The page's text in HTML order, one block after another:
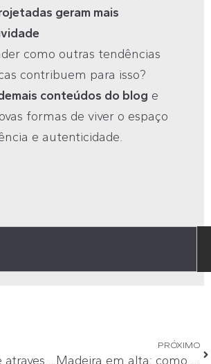
geram mais
como outras tendências
contribuem para isso?
conteúdos do blog e
formas de viver o espaço
e autenticidade.
Arquitetura que atravessa gerações: o legado dos imóveis bem pensados
PRÓXIMO
Madeira em alta: como usar tons naturais para criar ambientes sofisticados